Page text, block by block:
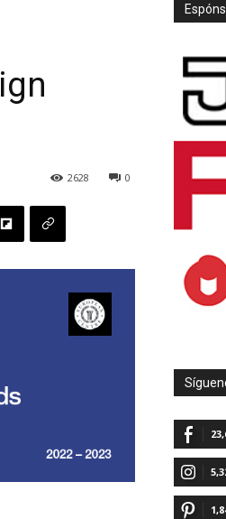
0
2628